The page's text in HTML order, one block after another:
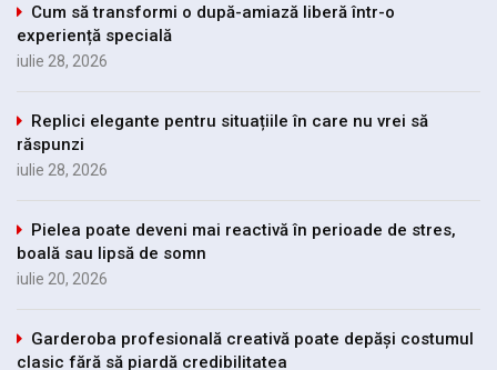
Cum să transformi o după-amiază liberă într-o
experiență specială
iulie 28, 2026
Replici elegante pentru situațiile în care nu vrei să
răspunzi
iulie 28, 2026
Pielea poate deveni mai reactivă în perioade de stres,
boală sau lipsă de somn
iulie 20, 2026
Garderoba profesională creativă poate depăși costumul
clasic fără să piardă credibilitatea